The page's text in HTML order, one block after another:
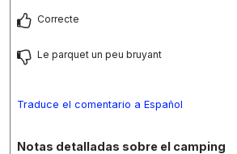
Correcte
Le parquet un peu bruyant
Traduce el comentario a Español
Notas detalladas sobre el camping